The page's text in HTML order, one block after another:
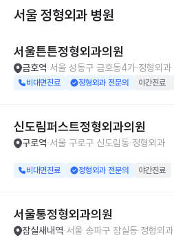
서울 정형외과 병원
서울튼튼정형외과의원
금호역 서울 성동구 금호동4가 정형외과
비대면진료 정형외과 전문의 야간진료
신도림퍼스트정형외과의원
구로역 서울 구로구 신도림동 정형외과
비대면진료 정형외과 전문의 야간진료
서울통정형외과의원
잠실새내역 서울 송파구 잠실동 정형외과